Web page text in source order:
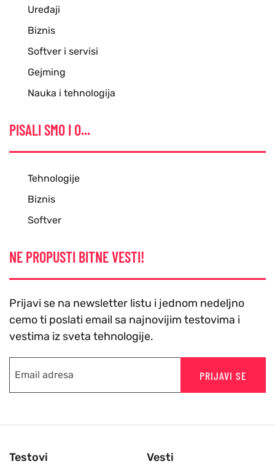
Uređaji
Biznis
Softver i servisi
Gejming
Nauka i tehnologija
PISALI SMO I O...
Tehnologije
Biznis
Softver
NE PROPUSTI BITNE VESTI!
Prijavi se na newsletter listu i jednom nedeljno
cemo ti poslati email sa najnovijim testovima i
vestima iz sveta tehnologije.
PRIJAVI SE
Testovi Vesti